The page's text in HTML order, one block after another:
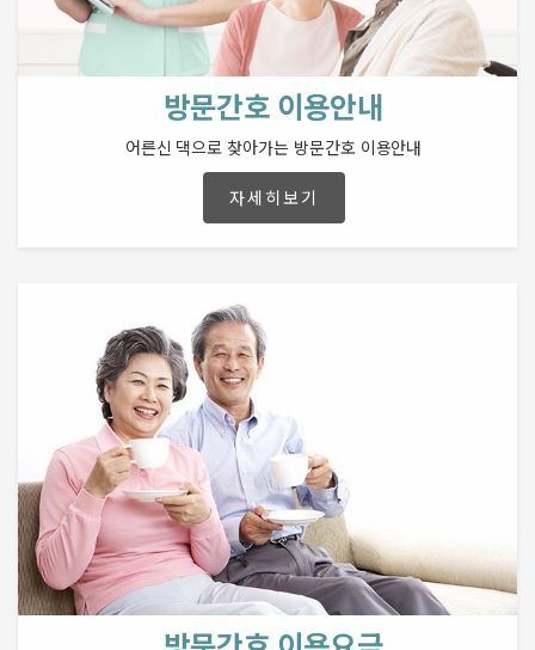
방문간호 이용안내
어른신 댁으로 찾아가는 방문간호 이용안내
자세히보기